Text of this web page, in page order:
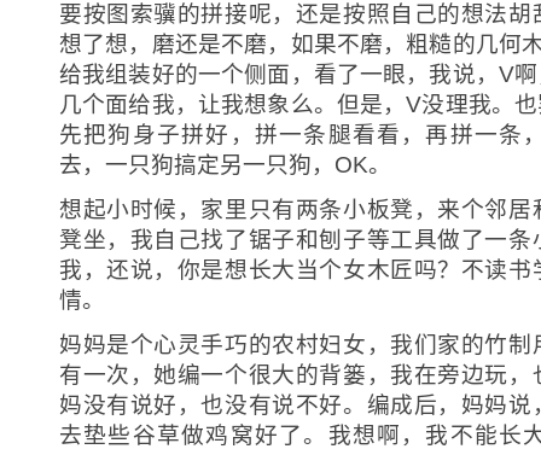
要按图索骥的拼接呢，还是按照自己的想法
想了想，磨还是不磨，如果不磨，粗糙的几何
给我组装好的一个侧面，看了一眼，我说，V
几个面给我，让我想象么。但是，V没理我。
先把狗身子拼好，拼一条腿看看，再拼一条
去，一只狗搞定另一只狗，OK。
想起小时候，家里只有两条小板凳，来个邻
凳坐，我自己找了锯子和刨子等工具做了一
我，还说，你是想长大当个女木匠吗？不读
情。
妈妈是个心灵手巧的农村妇女，我们家的竹
有一次，她编一个很大的背篓，我在旁边玩
妈没有说好，也没有说不好。编成后，妈妈
去垫些谷草做鸡窝好了。我想啊，我不能长